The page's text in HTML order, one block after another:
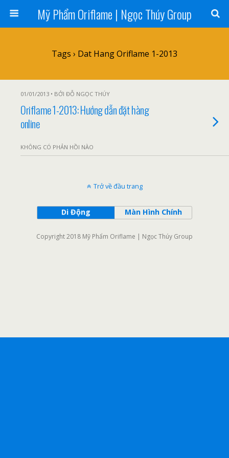
Mỹ Phẩm Oriflame | Ngọc Thúy Group
Tags › Dat Hang Oriflame 1-2013
01/01/2013 • BỞI ĐỖ NGỌC THÚY
Oriflame 1-2013: Hướng dẫn đặt hàng
online
KHÔNG CÓ PHẢN HỒI NÀO
Trở về đầu trang
Di Động Màn Hình Chính
Copyright 2018 Mỹ Phẩm Oriflame | Ngọc Thúy Group